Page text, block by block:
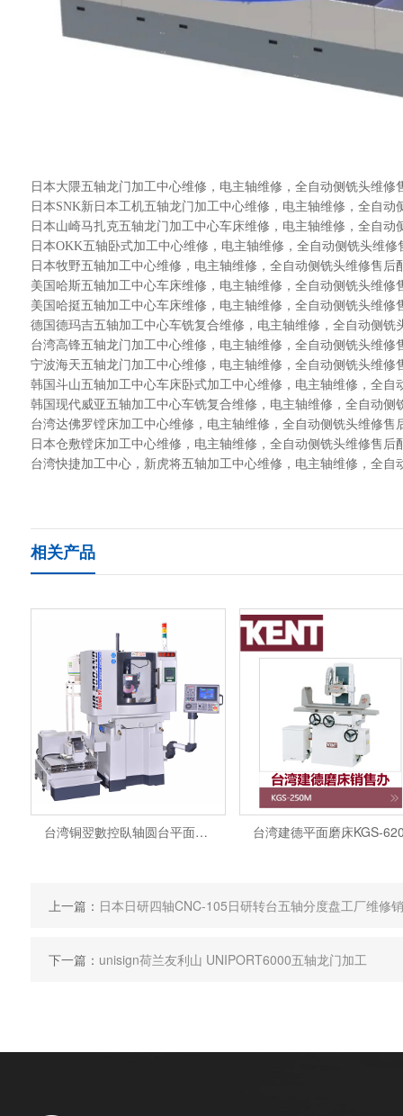
日本大隈五轴龙门加工中心维修，电主轴维修，全自动侧铣头维修
日本SNK新日本工机五轴龙门加工中心维修，电主轴维修，全自动
日本山崎马扎克五轴龙门加工中心车床维修，电主轴维修，全自动
日本OKK五轴卧式加工中心维修，电主轴维修，全自动侧铣头维修
日本牧野五轴加工中心维修，电主轴维修，全自动侧铣头维修售后
美国哈斯五轴加工中心车床维修，电主轴维修，全自动侧铣头维修
美国哈挺五轴加工中心车床维修，电主轴维修，全自动侧铣头维修
德国德玛吉五轴加工中心车铣复合维修，电主轴维修，全自动侧铣
台湾高锋五轴龙门加工中心维修，电主轴维修，全自动侧铣头维修
宁波海天五轴龙门加工中心维修，电主轴维修，全自动侧铣头维修
韩国斗山五轴加工中心车床卧式加工中心维修，电主轴维修，全自
韩国现代威亚五轴加工中心车铣复合维修，电主轴维修，全自动侧
台湾达佛罗镗床加工中心维修，电主轴维修，全自动侧铣头维修售
日本仓敷镗床加工中心维修，电主轴维修，全自动侧铣头维修售后
台湾快捷加工中心，新虎将五轴加工中心维修，电主轴维修，全自
相关产品
台湾铜翌數控臥轴圆台平面磨床 HR-200AND维修售后配
上一篇： 日本日研四轴CNC-105日研转台五轴分度盘工厂维修
下一篇： unisign荷兰友利山 UNIPORT6000五轴龙门加工